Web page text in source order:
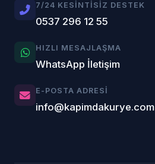
7/24 KESINTISIZ DESTEK
0537 296 12 55
HIZLI MESAJLAŞMA
WhatsApp İletişim
E-POSTA ADRESI
info@kapimdakurye.com